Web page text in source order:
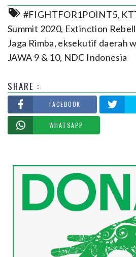
#FIGHTFOR1POINT5,
Summit 2020, Extinction
Jaga Rimba, eksekutif daerah
JAWA 9 & 10, NDC Indonesia
SHARE :
FACEBOOK
WHATSAPP